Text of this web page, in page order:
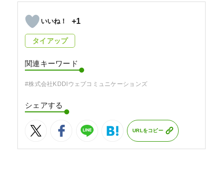
+1
タイアップ
関連キーワード
#株式会社KDDIウェブコミュニケーションズ
シェアする
URLをコピー